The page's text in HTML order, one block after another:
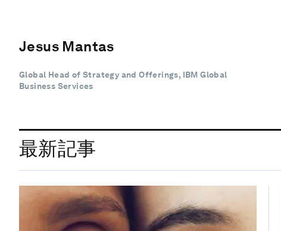
Jesus Mantas
Global Head of Strategy and Offerings, IBM Global
Business Services
最新記事